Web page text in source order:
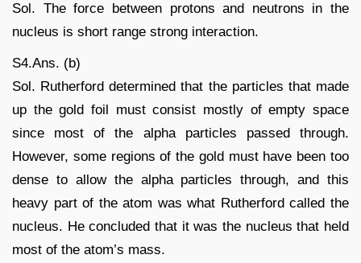
Sol. The force between protons and neutrons in the
nucleus is short range strong interaction.
S4.Ans. (b)
Sol. Rutherford determined that the particles that made
up the gold foil must consist mostly of empty space
since most of the alpha particles passed through.
However, some regions of the gold must have been too
dense to allow the alpha particles through, and this
heavy part of the atom was what Rutherford called the
nucleus. He concluded that it was the nucleus that held
most of the atom’s mass.